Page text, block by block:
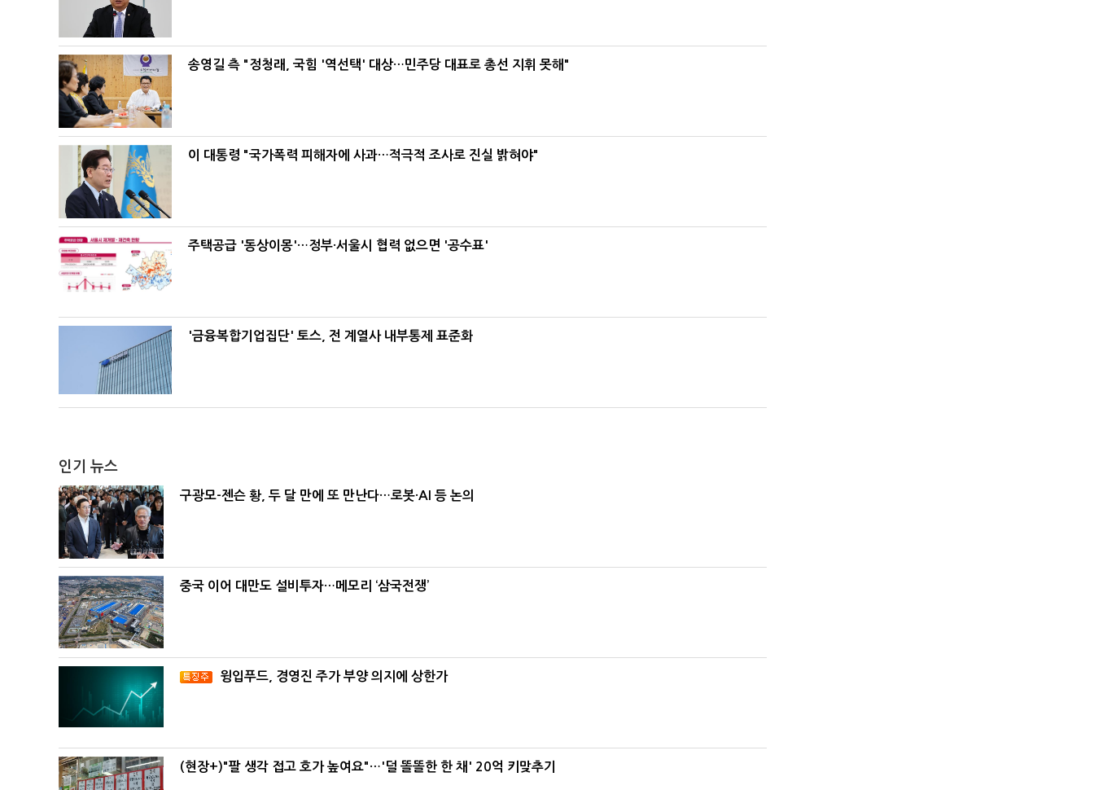
송영길 측 "정청래, 국힘 '역선택' 대상…민주당 대표로 총선 지휘 못해"
이 대통령 "국가폭력 피해자에 사과…적극적 조사로 진실 밝혀야"
주택공급 '동상이몽'…정부·서울시 협력 없으면 '공수표'
'금융복합기업집단' 토스, 전 계열사 내부통제 표준화
인기 뉴스
구광모-젠슨 황, 두 달 만에 또 만난다…로봇·AI 등 논의
중국 이어 대만도 설비투자…메모리 ‘삼국전쟁’
윙입푸드, 경영진 주가 부양 의지에 상한가
(현장+)"팔 생각 접고 호가 높여요"…'덜 똘똘한 한 채' 20억 키맞추기